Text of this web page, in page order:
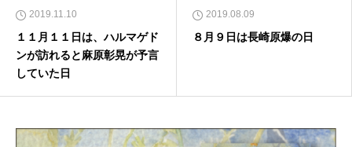
2019.11.10
１１月１１日は、ハルマゲド
ンが訪れると麻原彰晃が予言
していた日
2019.08.09
８月９日は長崎原爆の日